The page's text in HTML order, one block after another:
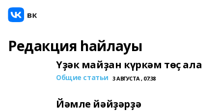
Редакция һайлауы
Үҙәк майҙан күркәм төҫ ала
Общие статьи 3 АВГУСТА , 07:38
Йәмле йәйҙәрҙә